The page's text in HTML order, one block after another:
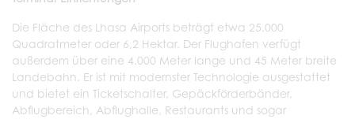
Die Fläche des Lhasa Airports beträgt etwa 25.000
Quadratmeter oder 6,2 Hektar. Der Flughafen verfügt
außerdem über eine 4.000 Meter lange und 45 Meter breite
Landebahn. Er ist mit modernster Technologie ausgestattet
und bietet ein Ticketschalter, Gepäckförderbänder,
Abflugbereich, Abflughalle, Restaurants und sogar